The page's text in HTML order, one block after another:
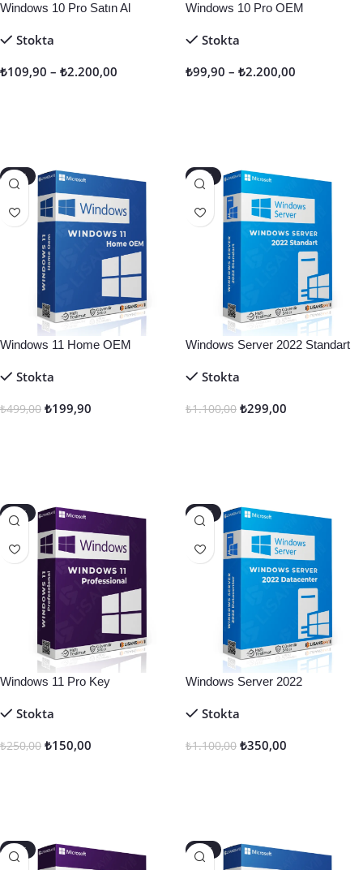
Windows 10 Pro Satın Al
Stokta
₺109,90 – ₺2.200,00
Windows 10 Pro OEM
Stokta
₺99,90 – ₺2.200,00
-60%
Windows 11 Home OEM
Stokta
₺499,00 ₺199,90
-73%
Windows Server 2022 Standart
Stokta
₺1.100,00 ₺299,00
-40%
Windows 11 Pro Key
Stokta
₺250,00 ₺150,00
-68%
Windows Server 2022
Stokta
₺1.100,00 ₺350,00
-50% -20%